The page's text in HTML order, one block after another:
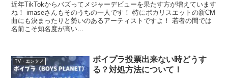
近年TikTokからバズってメジャーデビューを果たす方が増えています
ね！ imaseさんもそのうちの一人です！ 特にポカリスエットの新CM
曲にも決まったりと勢いのあるアーティストですよ！ 若者の間では
名前こそ知名度が高い...
TV・エンタメ
ボイプラ投票出来ない時どうす
る？対処方法について！